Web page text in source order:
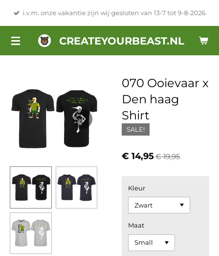
de
hoofdinhoud
CREATEYOURBEAST.NL
i.v.m. onze vakantie zijn wij gesloten van 13-7 tot 9-8-2026.
070 Ooievaar x
Den haag
Shirt
SALE!
€ 14,95€ 19,95
Kleur
Maat